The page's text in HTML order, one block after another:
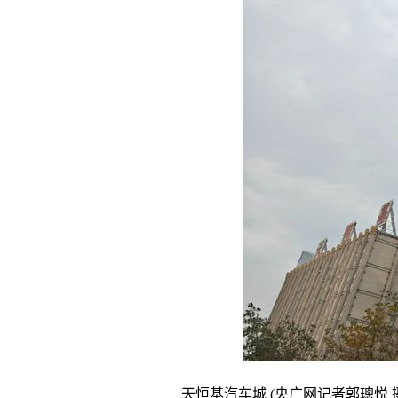
天恒基汽车城 (央广网记者郭璁悦